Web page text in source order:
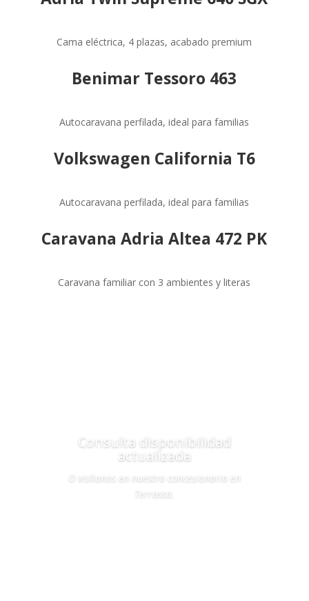
Cama eléctrica, 4 plazas, acabado premium
Benimar Tessoro 463
Autocaravana perfilada, ideal para familias
Volkswagen California T6
Autocaravana perfilada, ideal para familias
Caravana Adria Altea 472 PK
Caravana familiar con 3 ambientes y literas
Consulta disponibilidad
actualizada
O visítanos en nuestro concesionario en
Terrassa.